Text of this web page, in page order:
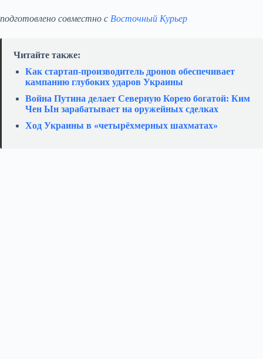
подготовлено совместно с Восточный Курьер
Читайте также:
Как стартап‑производитель дронов обеспечивает
кампанию глубоких ударов Украины
Война Путина делает Северную Корею богатой: Ким
Чен Ын зарабатывает на оружейных сделках
Ход Украины в «четырёхмерных шахматах»